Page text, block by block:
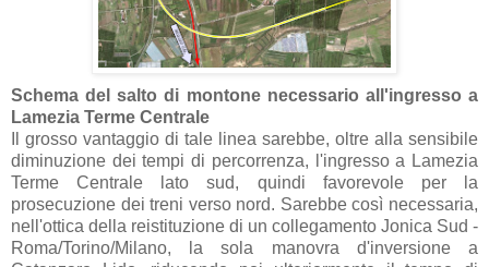
Schema del salto di montone necessario all'ingresso a
Lamezia Terme Centrale
Il grosso vantaggio di tale linea sarebbe, oltre alla sensibile
diminuzione dei tempi di percorrenza, l'ingresso a Lamezia
Terme Centrale lato sud, quindi favorevole per la
prosecuzione dei treni verso nord. Sarebbe così necessaria,
nell'ottica della reistituzione di un collegamento Jonica Sud -
Roma/Torino/Milano, la sola manovra d'inversione a